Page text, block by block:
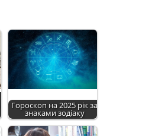
Гороскоп на 2025 рік за
знаками зодіаку